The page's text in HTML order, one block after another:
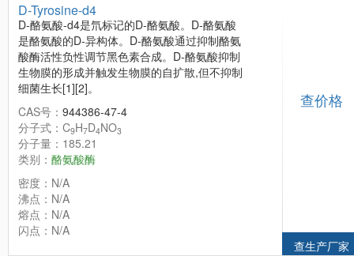
D-Tyrosine-d4
D-酪氨酸-d4是氘标记的D-酪氨酸。D-酪氨酸
是酪氨酸的D-异构体。D-酪氨酸通过抑制酪氨
酸酶活性负性调节黑色素合成。D-酪氨酸抑制
生物膜的形成并触发生物膜的自扩散,但不抑制
细菌生长[1][2]。
CAS号： 944386-47-4
分子式：C9H7D4NO3
分子量：185.21
类别： 酪氨酸酶
密度：N/A
沸点：N/A
熔点：N/A
闪点：N/A
查价格
查生产厂家